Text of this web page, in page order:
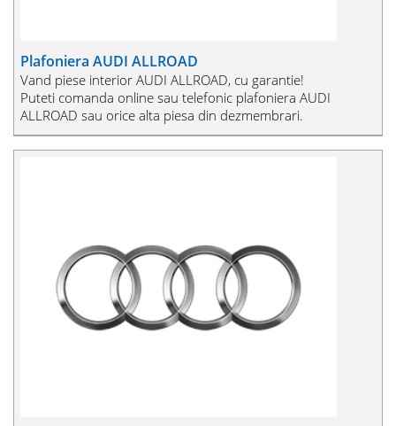
Plafoniera AUDI ALLROAD
Vand piese interior AUDI ALLROAD, cu garantie!
Puteti comanda online sau telefonic plafoniera AUDI
ALLROAD sau orice alta piesa din dezmembrari.